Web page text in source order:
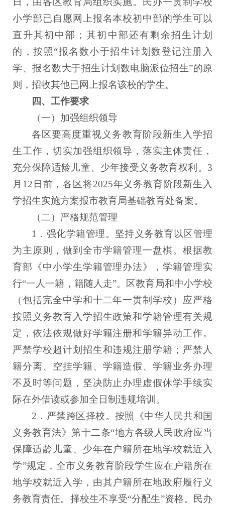
小学部已自愿网上报名本校初中部的学生可以
直升其初中部；其初中部还有剩余招生计划
的，按照“报名数小于招生计划数登记注册入
学、报名数大于招生计划数电脑派位招生”的原
则，招收其他已网上报名该校的学生。
四、工作要求
（一）加强组织领导
各区要高度重视义务教育阶段新生入学招
生工作，切实加强组织领导，落实主体责任，
充分保障适龄儿童、少年接受义务教育权利。3
月12日前，各区将2025年义务教育阶段新生入
学招生实施方案报市教育局基础教育处备案。
（二）严格规范管理
1．强化学籍管理。坚持义务教育以区管理
为主原则，做到全市学籍管理一盘棋。根据教
育部《中小学生学籍管理办法》，学籍管理实
行“一人一籍，籍随人走”。区教育局和中小学校
（包括完全中学和十二年一贯制学校）应严格
按照义务教育入学招生政策和学籍管理有关规
定，依法依规做好学籍注册和学籍异动工作。
严禁学校超计划招生和违规注册学籍；严禁人
籍分离、空挂学籍、学籍造假、学籍业务办理
不及时等问题，坚决防止办理虚假休学手续实
际在外借读或参加全日制违规培训。
2．严禁跨区择校。按照《中华人民共和国
义务教育法》第十二条“地方各级人民政府应当
保障适龄儿童、少年在户籍所在地学校就近入
学”规定，全市义务教育阶段学生应在户籍所在
地学校就近入学，由其户籍所在地政府履行义
务教育责任。择校生不享受“分配生”资格。民办